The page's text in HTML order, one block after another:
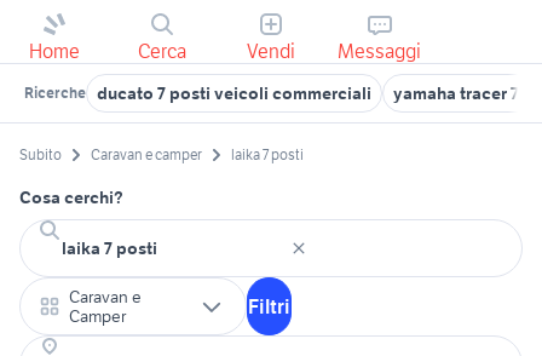
Home Cerca Vendi Messaggi
Ricerche ducato 7 posti veicoli commerciali yamaha tracer 7 gt
Subito Caravan e camper laika 7 posti
Cosa cerchi?
Caravan e
Camper
Filtri